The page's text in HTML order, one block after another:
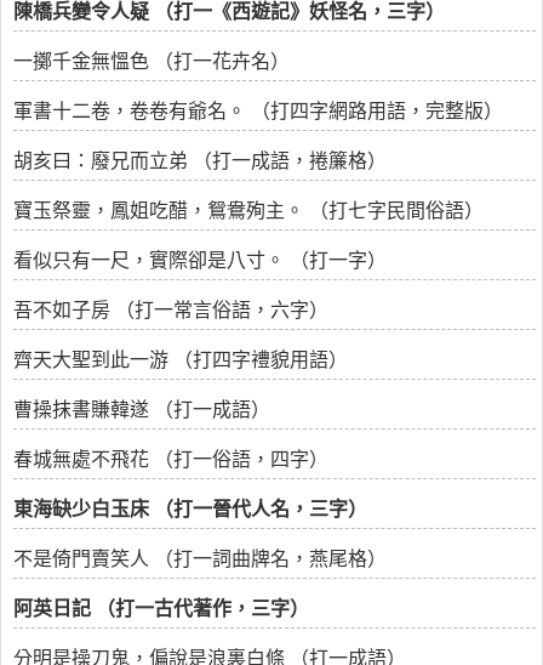
陳橋兵變令人疑 （打一《西遊記》妖怪名，三字）
一擲千金無慍色 （打一花卉名）
軍書十二卷，卷卷有爺名。 （打四字網路用語，完整版）
胡亥曰：廢兄而立弟 （打一成語，捲簾格）
寶玉祭靈，鳳姐吃醋，鴛鴦殉主。 （打七字民間俗語）
看似只有一尺，實際卻是八寸。 （打一字）
吾不如子房 （打一常言俗語，六字）
齊天大聖到此一游 （打四字禮貌用語）
曹操抹書賺韓遂 （打一成語）
春城無處不飛花 （打一俗語，四字）
東海缺少白玉床 （打一晉代人名，三字）
不是倚門賣笑人 （打一詞曲牌名，燕尾格）
阿英日記 （打一古代著作，三字）
分明是操刀鬼，偏說是浪裏白條 （打一成語）